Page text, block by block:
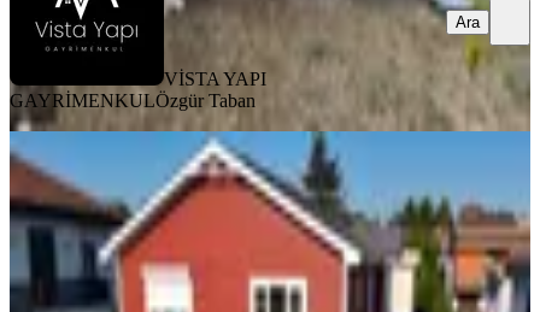
VİSTA YAPI
GAYRİMENKULÖzgür Taban
Ara
YENİ
Silivri Klassis Bölgesi Deniz Manzaralı
3+1 Ahşap İkiz Villa
Silivri, Mimar Sinan Mahallesi
3+1· 130 m²·05.08.2026